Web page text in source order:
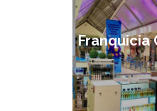
Franquicia